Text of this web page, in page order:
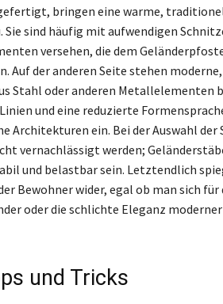
bringen eine warme,
sind häufig mit aufwendigen
versehen, die dem
Auf der anderen Seite stehen moderne,
Stahl oder anderen Metallelementen
und eine reduzierte
Architekturen ein. Bei der Auswahl der
vernachlässigt werden;
und belastbar sein. Letztendlich
Bewohner wider, egal ob man sich für
oder die schlichte Eleganz moderner
und Tricks